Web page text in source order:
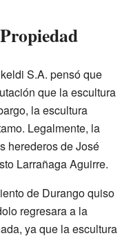
S.A. pensó que
que la escultura
la escultura
Legalmente, la
herederos de José
Larrañaga Aguirre.
de Durango quiso
regresara a la
ya que la escultura